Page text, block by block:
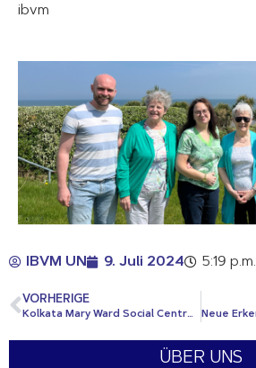
ibvm
IBVM UN 9. Juli 2024 5:19 p.m.
VORHERIGE
Kolkata Mary Ward Social Centre: Wir feiern ein Jahrzehnt des Engagements
ÜBER UNS